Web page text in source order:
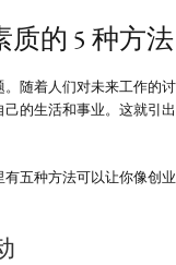
质的 5 种方法
随着人们对未来工作的
的生活和事业。这就引
五种方法可以让你像创